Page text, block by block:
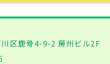
区鹿骨4-9-2 房州ビル2F